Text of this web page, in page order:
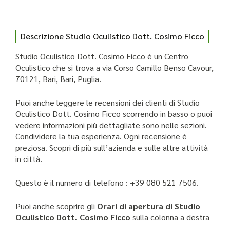
Descrizione Studio Oculistico Dott. Cosimo Ficco
Studio Oculistico Dott. Cosimo Ficco è un Centro
Oculistico che si trova a via Corso Camillo Benso Cavour,
70121, Bari, Bari, Puglia.
Puoi anche leggere le recensioni dei clienti di Studio
Oculistico Dott. Cosimo Ficco scorrendo in basso o puoi
vedere informazioni più dettagliate sono nelle sezioni.
Condividere la tua esperienza. Ogni recensione è
preziosa. Scopri di più sull’azienda e sulle altre attività
in città.
Questo è il numero di telefono : +39 080 521 7506.
Puoi anche scoprire gli Orari di apertura di Studio
Oculistico Dott. Cosimo Ficco sulla colonna a destra